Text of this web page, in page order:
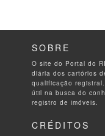
SOBRE
O site do Portal do
diária dos cartórios
qualificação
útil na busca do
registro de imóveis.
CRÉDITOS